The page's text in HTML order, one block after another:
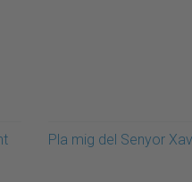
Pla mig del Senyor